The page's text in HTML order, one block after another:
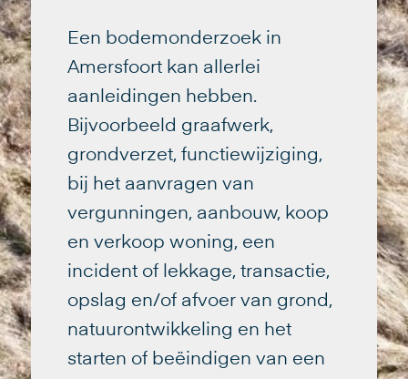
Een bodemonderzoek in
Amersfoort kan allerlei
aanleidingen hebben.
Bijvoorbeeld graafwerk,
grondverzet, functiewijziging,
bij het aanvragen van
vergunningen, aanbouw, koop
en verkoop woning, een
incident of lekkage, transactie,
opslag en/of afvoer van grond,
natuurontwikkeling en het
starten of beëindigen van een